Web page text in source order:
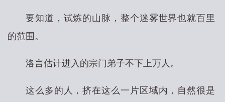
要知道，试炼的山脉，整个迷雾世界也就百里
的范围。
洛言估计进入的宗门弟子不下上万人。
这么多的人，挤在这么一片区域内，自然很是